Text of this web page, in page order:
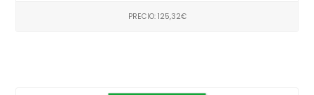
PRECIO: 125,32€